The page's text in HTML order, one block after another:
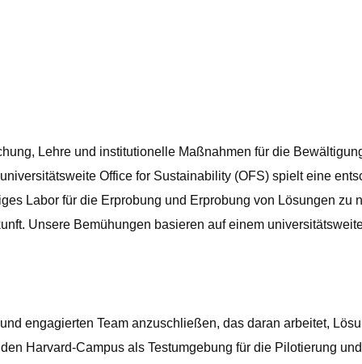
Lehre und institutionelle Maßnahmen für die
Office for Sustainability (OFS) spielt eine
Labor für die Erprobung und Erprobung von Lösungen zu
Unsere Bemühungen basieren auf einem
engagierten Team anzuschließen, das daran arbeitet,
Harvard-Campus als Testumgebung für die Pilotierung